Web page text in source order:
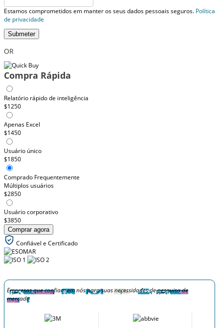
Estamos comprometidos em manter os seus dados pessoais seguros. Política
de privacidade
Submeter
OR
Compra Rápida
Relatório rápido de inteligência
$1250
Apenas Excel
$1450
Usuário único
$1850
Comprado Frequentemente
Múltiplos usuários
$2850
Usuário corporativo
$3850
Comprar agora
Confiável e Certificado
Empresas que confiam em nós para suas necessidades de pesquisa de
mercado